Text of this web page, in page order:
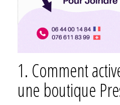
1. Comment
une boutique